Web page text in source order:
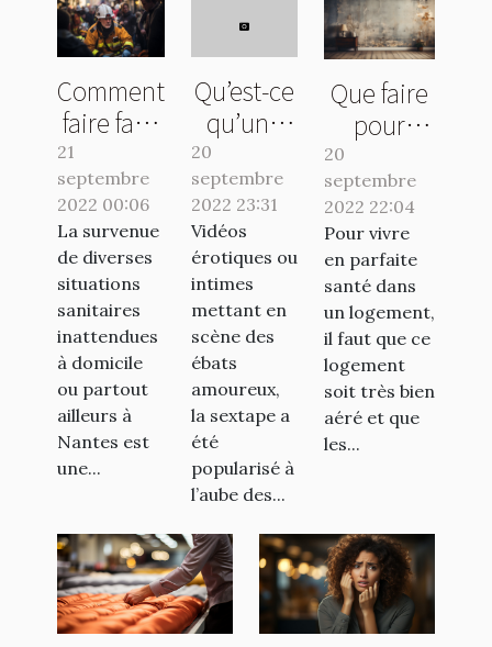
Comment
faire face
urgence
sanitaire
à
Nantes ?
21
septembre
2022 00:06
La survenue
de diverses
situations
sanitaires
inattendues
à domicile
ou partout
ailleurs à
Nantes est
une...
Qu’est-ce
qu’une
sextape ?
20
septembre
2022 23:31
Vidéos
érotiques ou
intimes
mettant en
scène des
ébats
amoureux,
la sextape a
été
popularisé à
l’aube des...
Que faire
pour
évacuer
l'humidité
de sa
maison ?
20
septembre
2022 22:04
Pour vivre
en parfaite
santé dans
un logement,
il faut que ce
logement
soit très bien
aéré et que
les...